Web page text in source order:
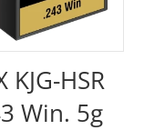
KJG-HSR
Win. 5g